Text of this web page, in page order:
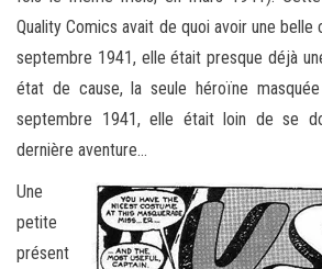
Quality Comics avait de quoi avoir une belle
septembre 1941, elle était presque déjà
état de cause, la seule héroïne
septembre 1941, elle était loin de se
dernière aventure…
Une
petite
présent